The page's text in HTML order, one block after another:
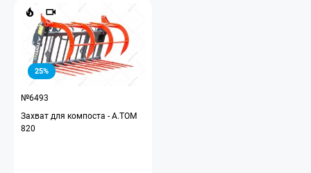
25%
№6493
Захват для компоста - A.TOM
820